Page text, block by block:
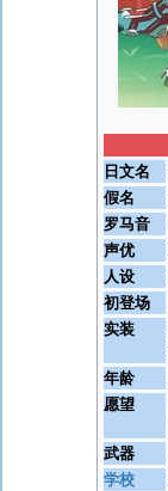
日文名
假名
罗马音
声优
人设
初登场
实装
年龄
愿望
武器
学校